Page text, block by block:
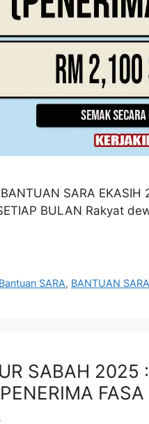
SARA
BULAN Rakyat
Bantuan SARA, BANTUAN
SABAH 2025